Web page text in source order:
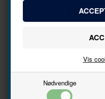
Nødvendige
Vis
Bliv den første til at